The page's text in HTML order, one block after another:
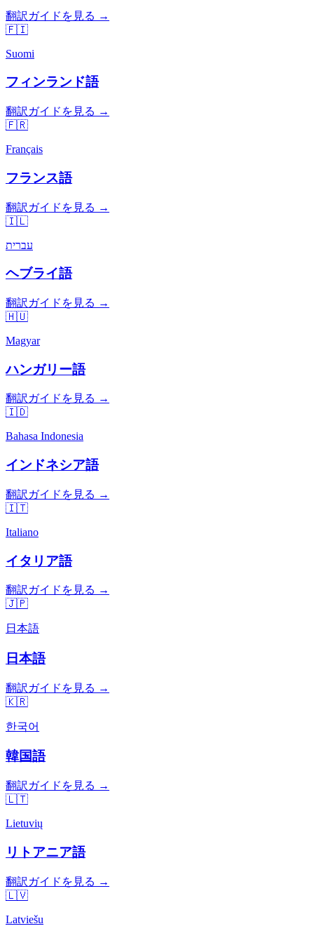
翻訳ガイドを見る →
🇫🇮
Suomi
フィンランド語
翻訳ガイドを見る →
🇫🇷
Français
フランス語
翻訳ガイドを見る →
🇮🇱
עברית
ヘブライ語
翻訳ガイドを見る →
🇭🇺
Magyar
ハンガリー語
翻訳ガイドを見る →
🇮🇩
Bahasa Indonesia
インドネシア語
翻訳ガイドを見る →
🇮🇹
Italiano
イタリア語
翻訳ガイドを見る →
🇯🇵
日本語
日本語
翻訳ガイドを見る →
🇰🇷
한국어
韓国語
翻訳ガイドを見る →
🇱🇹
Lietuvių
リトアニア語
翻訳ガイドを見る →
🇱🇻
Latviešu